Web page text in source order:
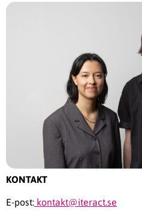
KONTAKT
E-post: kontakt@iteract.se